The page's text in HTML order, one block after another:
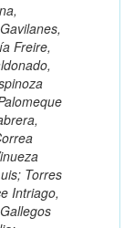
Freire,
Torres
Intriago,